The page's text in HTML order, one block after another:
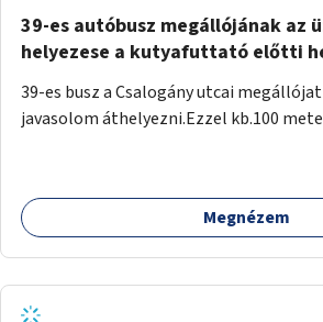
39-es autóbusz megállójának az
helyezese a kutyafuttató előtti
39-es busz a Csalogány utcai
javasolom áthelyezni.Ezzel kb.100
Megnézem